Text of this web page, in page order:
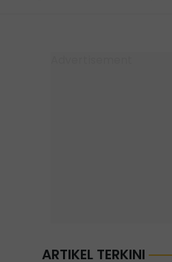
ARTIKEL TERKINI